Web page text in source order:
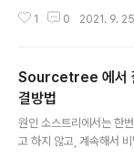
peScript로 작성 되어
le M1 칩셋에 대응도
ftkey/desktop/ Linux 버
트 해 보려 합니다. 이렇
ithub Desktop이 완전
있습니다. 반면 atlassian
1 0 2021. 9.
Sourcetree 에서
결방법
원인 소스트리에서는 한
고 하지 않고, 계속해서